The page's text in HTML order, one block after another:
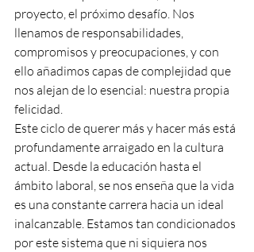
proyecto, el próximo desafío. Nos
llenamos de responsabilidades,
compromisos y preocupaciones, y con
ello añadimos capas de complejidad que
nos alejan de lo esencial: nuestra propia
felicidad.
Este ciclo de querer más y hacer más está
profundamente arraigado en la cultura
actual. Desde la educación hasta el
ámbito laboral, se nos enseña que la vida
es una constante carrera hacia un ideal
inalcanzable. Estamos tan condicionados
por este sistema que ni siquiera nos